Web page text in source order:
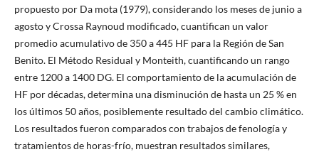
propuesto por Da mota (1979), considerando los meses de junio a
agosto y Crossa Raynoud modificado, cuantifican un valor
promedio acumulativo de 350 a 445 HF para la Región de San
Benito. El Método Residual y Monteith, cuantificando un rango
entre 1200 a 1400 DG. El comportamiento de la acumulación de
HF por décadas, determina una disminución de hasta un 25 % en
los últimos 50 años, posiblemente resultado del cambio climático.
Los resultados fueron comparados con trabajos de fenología y
tratamientos de horas-frío, muestran resultados similares,